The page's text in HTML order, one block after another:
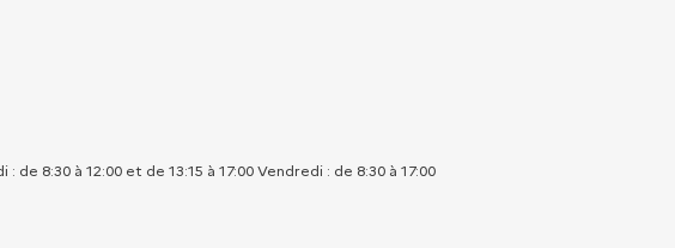
: de 8:30 à 12:00 et de 13:15 à 17:00 Vendredi : de 8:30 à 17:00